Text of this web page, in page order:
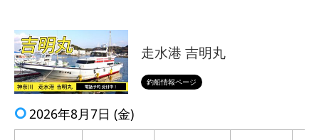
走水港 吉明丸
釣船情報ページ
2026年8月7日 (金)